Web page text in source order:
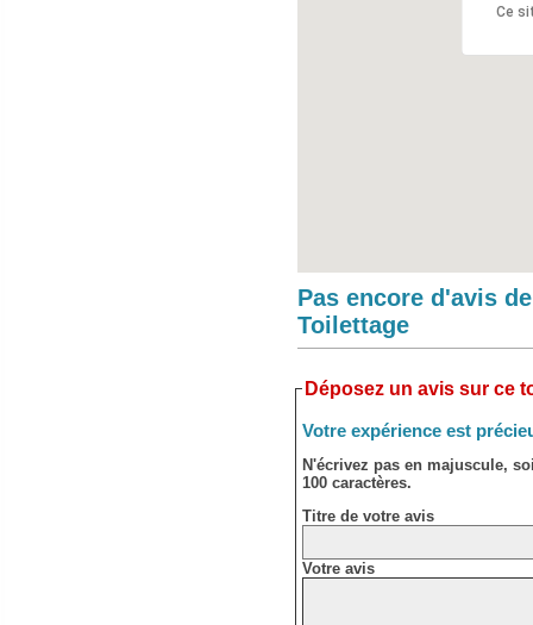
Ce
Pas encore d'avis
Toilettage
Déposez un avis sur ce
Votre expérience est
N'écrivez pas en majuscule,
100 caractères.
Titre de votre avis
Votre avis